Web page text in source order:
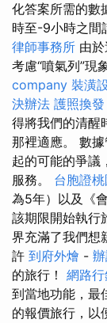
化答案所需的數
時至-9小時之間
律師事務所 由
考慮“噴氣列”現
company 裝潢
決辦法 護照換發
得將我們的清醒
那裡適應。 數
起的可能的爭議
服務。 台胞證桃
為5年）以及《
該期限開始執行
界充滿了我們想
許 到府外燴 -
的旅行！ 網路
到當地功能，最
的報價旅行，以